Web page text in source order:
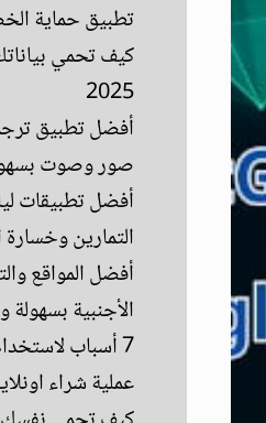
تطبيق حماية
كيف تحمي
2025
صور وصوت
التمارين
أفضل المواقع
الأجنبية بسهولة
7 أسباب
عملية شراء